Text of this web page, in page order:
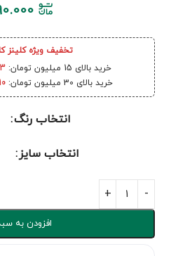
تخفیف ویژه کلینز
خرید بالای 15 میلیون تومان:
3 میلیون تومان
خرید بالای 30 میلیون تومان:
10 میلیون تومان
انتخاب رنگ
انتخاب سایز
افزودن به